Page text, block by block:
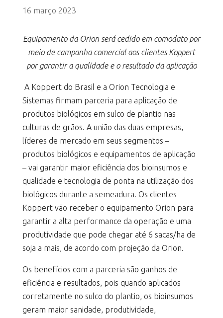
16 março 2023
Equipamento da Orion será cedido em comodato por
meio de campanha comercial aos clientes Koppert
por garantir a qualidade e o resultado da aplicação
A Koppert do Brasil e a Orion Tecnologia e
Sistemas firmam parceria para aplicação de
produtos biológicos em sulco de plantio nas
culturas de grãos. A união das duas empresas,
líderes de mercado em seus segmentos –
produtos biológicos e equipamentos de aplicação
– vai garantir maior eficiência dos bioinsumos e
qualidade e tecnologia de ponta na utilização dos
biológicos durante a semeadura. Os clientes
Koppert vão receber o equipamento Orion para
garantir a alta performance da operação e uma
produtividade que pode chegar até 6 sacas/ha de
soja a mais, de acordo com projeção da Orion.
Os benefícios com a parceria são ganhos de
eficiência e resultados, pois quando aplicados
corretamente no sulco do plantio, os bioinsumos
geram maior sanidade, produtividade,